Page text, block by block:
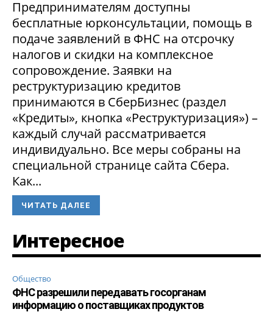
Предпринимателям доступны
бесплатные юрконсультации, помощь в
подаче заявлений в ФНС на отсрочку
налогов и скидки на комплексное
сопровождение. Заявки на
реструктуризацию кредитов
принимаются в СберБизнес (раздел
«Кредиты», кнопка «Реструктуризация») –
каждый случай рассматривается
индивидуально. Все меры собраны на
специальной странице сайта Сбера.
Как...
ЧИТАТЬ ДАЛЕЕ
Интересное
Общество
ФНС разрешили передавать госорганам
информацию о поставщиках продуктов